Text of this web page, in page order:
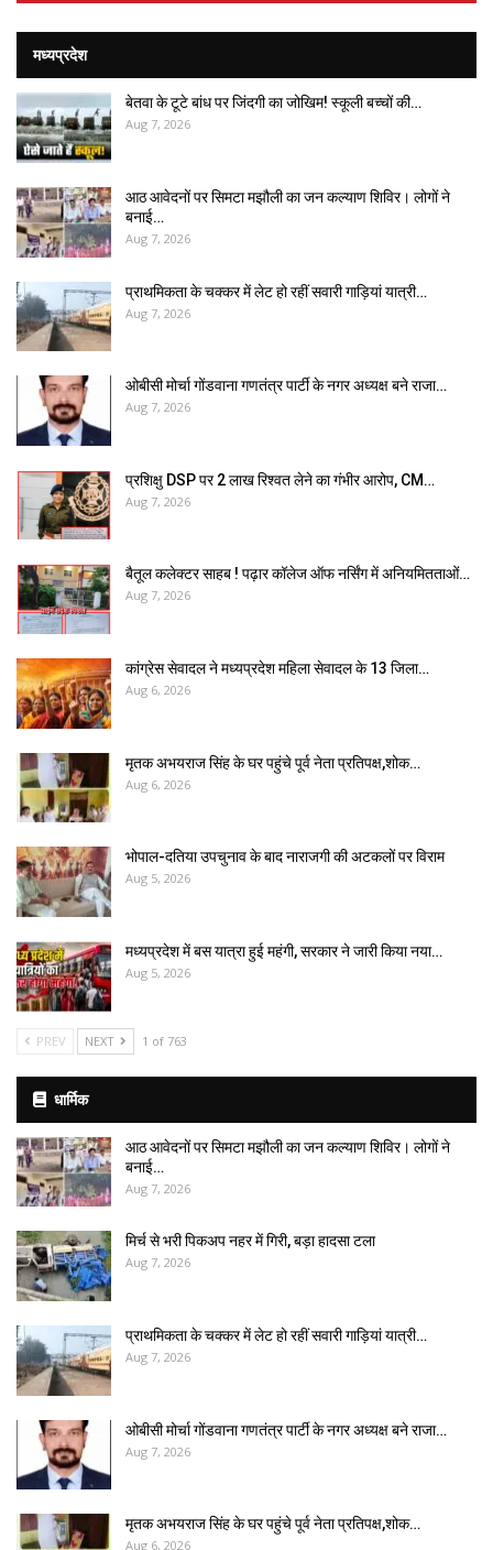
मध्यप्रदेश
बेतवा के टूटे बांध पर जिंदगी का जोखिम! स्कूली बच्चों की…
Aug 7, 2026
आठ आवेदनों पर सिमटा मझौली का जन कल्याण शिविर। लोगों ने
बनाई…
Aug 7, 2026
प्राथमिकता के चक्कर में लेट हो रहीं सवारी गाड़ियां यात्री…
Aug 7, 2026
ओबीसी मोर्चा गोंडवाना गणतंत्र पार्टी के नगर अध्यक्ष बने राजा…
Aug 7, 2026
प्रशिक्षु DSP पर ₹2 लाख रिश्वत लेने का गंभीर आरोप, CM…
Aug 7, 2026
बैतूल कलेक्टर साहब ! पढ़ार कॉलेज ऑफ नर्सिंग में अनियमितताओं…
Aug 7, 2026
कांग्रेस सेवादल ने मध्यप्रदेश महिला सेवादल के 13 जिला…
Aug 6, 2026
मृतक अभयराज सिंह के घर पहुंचे पूर्व नेता प्रतिपक्ष,शोक…
Aug 6, 2026
भोपाल-दतिया उपचुनाव के बाद नाराजगी की अटकलों पर विराम
Aug 5, 2026
मध्यप्रदेश में बस यात्रा हुई महंगी, सरकार ने जारी किया नया…
Aug 5, 2026
PREV NEXT 1 of 763
धार्मिक
आठ आवेदनों पर सिमटा मझौली का जन कल्याण शिविर। लोगों ने
बनाई…
Aug 7, 2026
मिर्च से भरी पिकअप नहर में गिरी, बड़ा हादसा टला
Aug 7, 2026
प्राथमिकता के चक्कर में लेट हो रहीं सवारी गाड़ियां यात्री…
Aug 7, 2026
ओबीसी मोर्चा गोंडवाना गणतंत्र पार्टी के नगर अध्यक्ष बने राजा…
Aug 7, 2026
मृतक अभयराज सिंह के घर पहुंचे पूर्व नेता प्रतिपक्ष,शोक…
Aug 6, 2026